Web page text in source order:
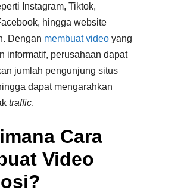
Instagram, Tiktok,
hingga website
Dengan membuat videoyang
informatif, perusahaan dapat
jumlah pengunjung situs
dapat mengarahkan
traffic.
Cara
Video